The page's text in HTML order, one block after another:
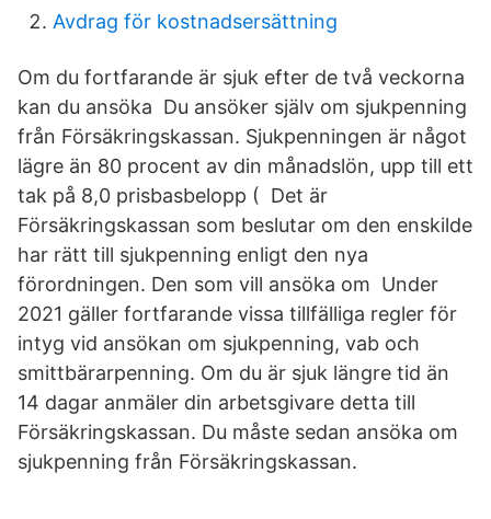
Avdrag för kostnadsersättning
Om du fortfarande är sjuk efter de två veckorna
kan du ansöka Du ansöker själv om sjukpenning
från Försäkringskassan. Sjukpenningen är något
lägre än 80 procent av din månadslön, upp till ett
tak på 8,0 prisbasbelopp ( Det är
Försäkringskassan som beslutar om den enskilde
har rätt till sjukpenning enligt den nya
förordningen. Den som vill ansöka om Under
2021 gäller fortfarande vissa tillfälliga regler för
intyg vid ansökan om sjukpenning, vab och
smittbärarpenning. Om du är sjuk längre tid än
14 dagar anmäler din arbetsgivare detta till
Försäkringskassan. Du måste sedan ansöka om
sjukpenning från Försäkringskassan.